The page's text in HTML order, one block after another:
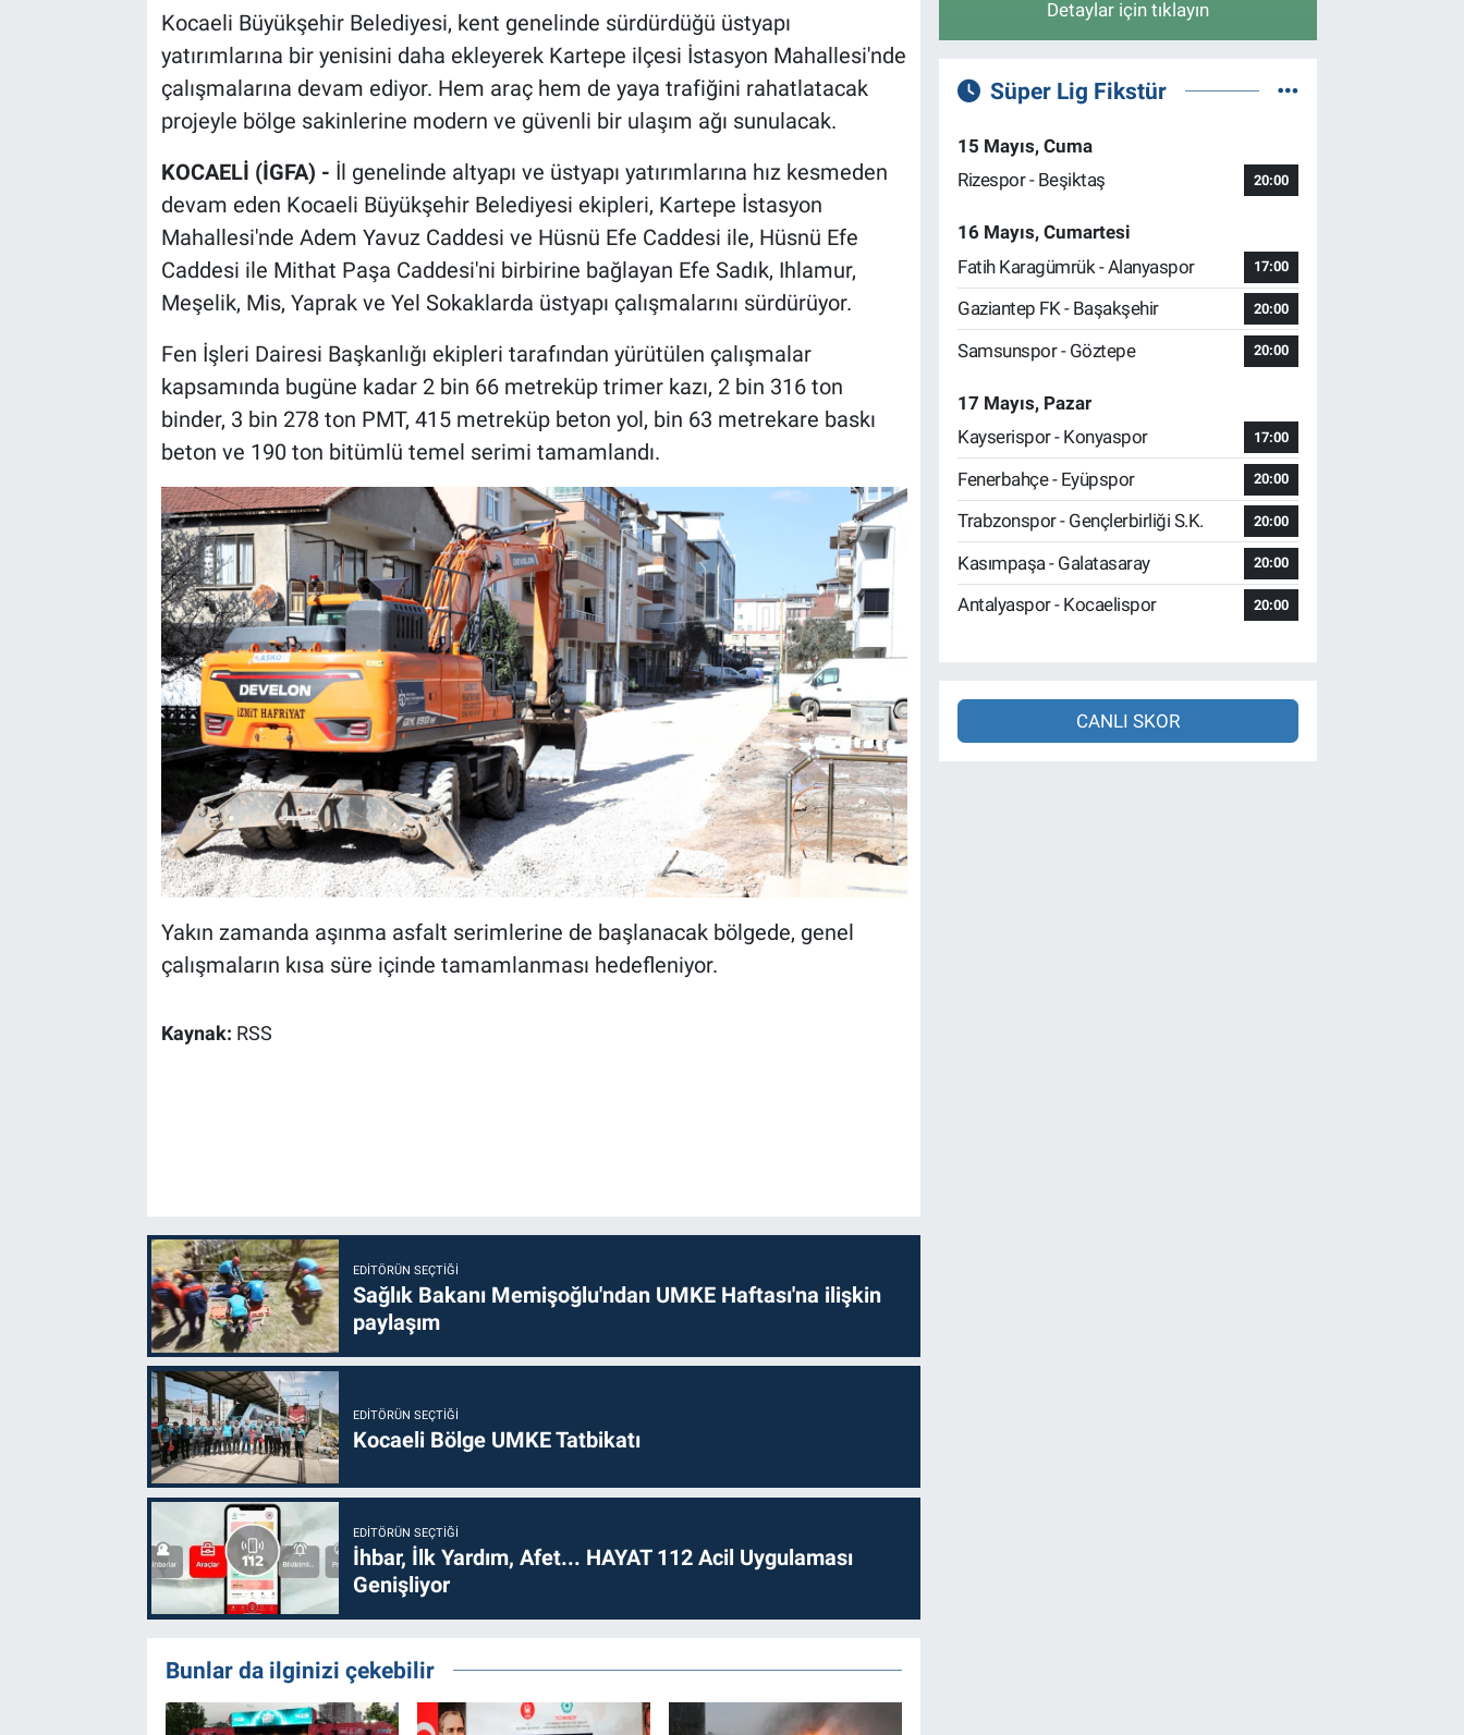
Kocaeli Büyükşehir Belediyesi, kent genelinde sürdürdüğü üstyapı
yatırımlarına bir yenisini daha ekleyerek Kartepe ilçesi İstasyon Mahallesi'nde
çalışmalarına devam ediyor. Hem araç hem de yaya trafiğini rahatlatacak
projeyle bölge sakinlerine modern ve güvenli bir ulaşım ağı sunulacak.
KOCAELİ (İGFA) - İl genelinde altyapı ve üstyapı yatırımlarına hız kesmeden
devam eden Kocaeli Büyükşehir Belediyesi ekipleri, Kartepe İstasyon
Mahallesi'nde Adem Yavuz Caddesi ve Hüsnü Efe Caddesi ile, Hüsnü Efe
Caddesi ile Mithat Paşa Caddesi'ni birbirine bağlayan Efe Sadık, Ihlamur,
Meşelik, Mis, Yaprak ve Yel Sokaklarda üstyapı çalışmalarını sürdürüyor.
Fen İşleri Dairesi Başkanlığı ekipleri tarafından yürütülen çalışmalar
kapsamında bugüne kadar 2 bin 66 metreküp trimer kazı, 2 bin 316 ton
binder, 3 bin 278 ton PMT, 415 metreküp beton yol, bin 63 metrekare baskı
beton ve 190 ton bitümlü temel serimi tamamlandı.
Yakın zamanda aşınma asfalt serimlerine de başlanacak bölgede, genel
çalışmaların kısa süre içinde tamamlanması hedefleniyor.
Kaynak: RSS
EDITÖRÜN SEÇTIĞI
Sağlık Bakanı Memişoğlu'ndan UMKE Haftası'na ilişkin
paylaşım
EDITÖRÜN SEÇTIĞI
Kocaeli Bölge UMKE Tatbikatı
EDITÖRÜN SEÇTIĞI
İhbar, İlk Yardım, Afet... HAYAT 112 Acil Uygulaması
Genişliyor
Bunlar da ilginizi çekebilir
Detaylar için tıklayın
Süper Lig Fikstür
15 Mayıs, Cuma
Rizespor - Beşiktaş
20:00
16 Mayıs, Cumartesi
Fatih Karagümrük - Alanyaspor
17:00
Gaziantep FK - Başakşehir 20:00
Samsunspor - Göztepe 20:00
17 Mayıs, Pazar
Kayserispor - Konyaspor
17:00
Fenerbahçe - Eyüpspor 20:00
Trabzonspor - Gençlerbirliği S.K. 20:00
Kasımpaşa - Galatasaray 20:00
Antalyaspor - Kocaelispor 20:00
CANLI SKOR